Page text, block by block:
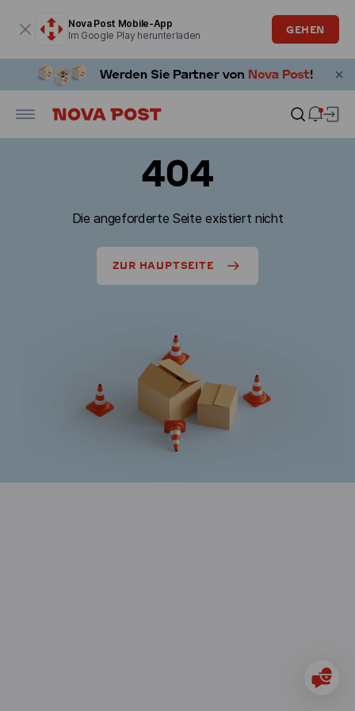
Nova Post Mobile-App
Im Google Play herunterladen
GEHEN
404
Die angeforderte Seite existiert nicht
ZUR HAUPTSEITE